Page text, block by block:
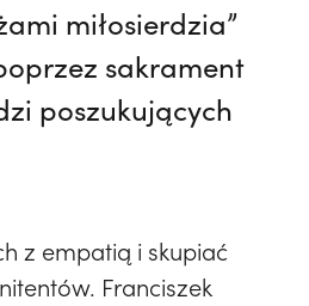
miłosierdzia”
sakrament
poszukujących
z empatią i skupiać
Franciszek